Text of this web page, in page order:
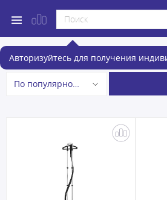
Авторизуйтесь для получения
Отпариватели
По популярности